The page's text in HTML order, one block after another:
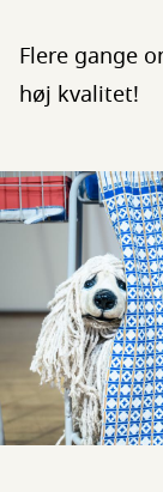
Flere gange
høj kvalitet!